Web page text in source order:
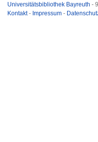
Universitätsbibliothek Bayreuth -
Kontakt- Impressum -